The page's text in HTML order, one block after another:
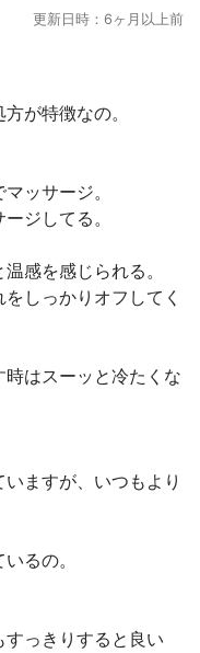
更新日時：6ヶ月以上前
が特徴なの。
ッサージ。
ジしてる。
感を感じられる。
しっかりオフしてく
はスーッと冷たくな
ますが、いつもより
るの。
っきりすると良い